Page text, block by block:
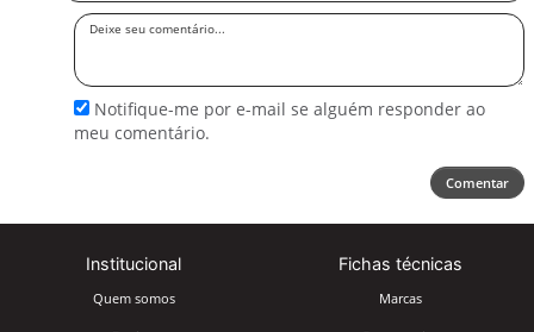
Deixe
Notifique-me por e-mail se alguém responder ao
meu comentário.
Comentar
Institucional
Quem somos
Fichas técnicas
Marcas